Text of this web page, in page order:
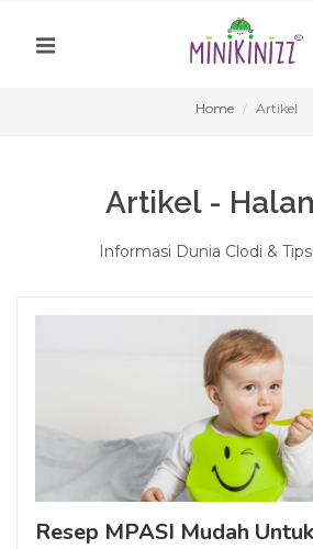
Home Artikel
Artikel -
Informasi Dunia Clodi &
Resep MPASI Mudah